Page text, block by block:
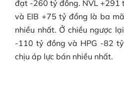
đạt -260 tỷ đồng. NVL +291
và EIB +75 tỷ đồng là ba
nhiều nhất. Ở chiều ngược
-110 tỷ đồng và HPG -82
chịu áp lực bán nhiều nhất.